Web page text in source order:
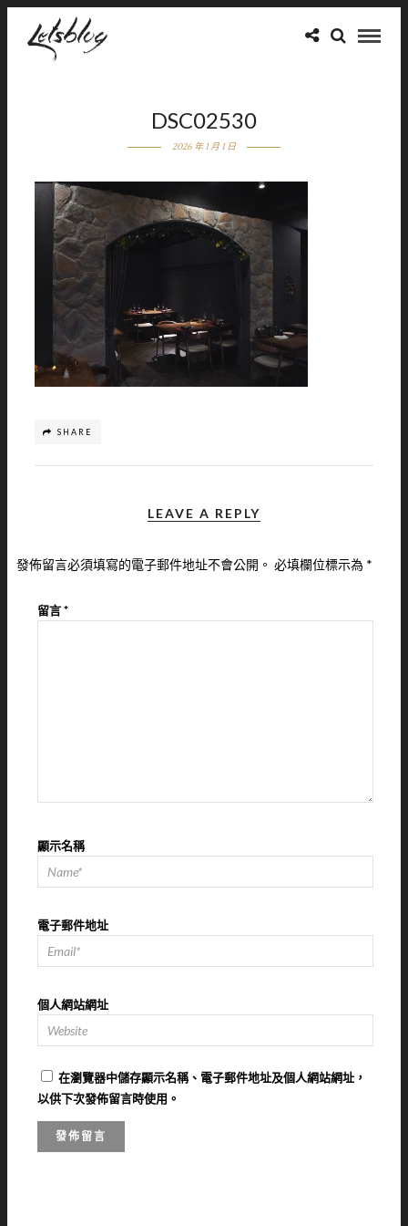
DSC02530
2026 年 1 月 1 日
SHARE
LEAVE A REPLY
發佈留言必須填寫的電子郵件地址不會公開。 必填欄位標示為 *
留言*
顯示名稱
電子郵件地址
個人網站網址
在瀏覽器中儲存顯示名稱、電子郵件地址及個人網站網址，
以供下次發佈留言時使用。